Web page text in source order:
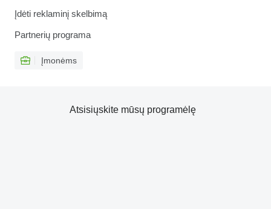
Įdėti reklaminį skelbimą
Partnerių programa
Įmonėms
Atsisiųskite mūsų programėlę